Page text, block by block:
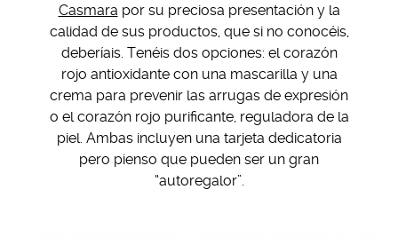
Casmara por su preciosa presentación y la
calidad de sus productos, que si no conocéis,
deberíais. Tenéis dos opciones: el corazón
rojo antioxidante con una mascarilla y una
crema para prevenir las arrugas de expresión
o el corazón rojo purificante, reguladora de la
piel. Ambas incluyen una tarjeta dedicatoria
pero pienso que pueden ser un gran
“autoregalor”.